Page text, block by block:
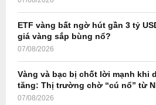
ETF vàng bất ngờ hút gần 3 tỷ
giá vàng sắp bùng nổ?
07/08/2026
Vàng và bạc bị chốt lời mạnh khi
tăng: Thị trường chờ “cú nổ” từ
07/08/2026